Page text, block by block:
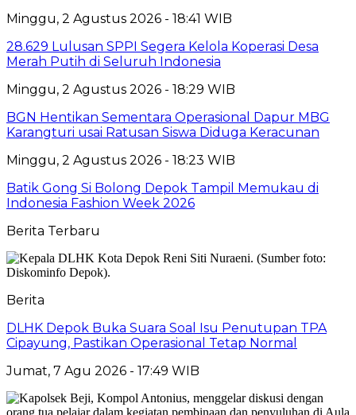
Minggu, 2 Agustus 2026 - 18:41 WIB
28.629 Lulusan SPPI Segera Kelola Koperasi Desa
Merah Putih di Seluruh Indonesia
Minggu, 2 Agustus 2026 - 18:29 WIB
BGN Hentikan Sementara Operasional Dapur MBG
Karangturi usai Ratusan Siswa Diduga Keracunan
Minggu, 2 Agustus 2026 - 18:23 WIB
Batik Gong Si Bolong Depok Tampil Memukau di
Indonesia Fashion Week 2026
Berita Terbaru
Berita
DLHK Depok Buka Suara Soal Isu Penutupan TPA
Cipayung, Pastikan Operasional Tetap Normal
Jumat, 7 Agu 2026 - 17:49 WIB